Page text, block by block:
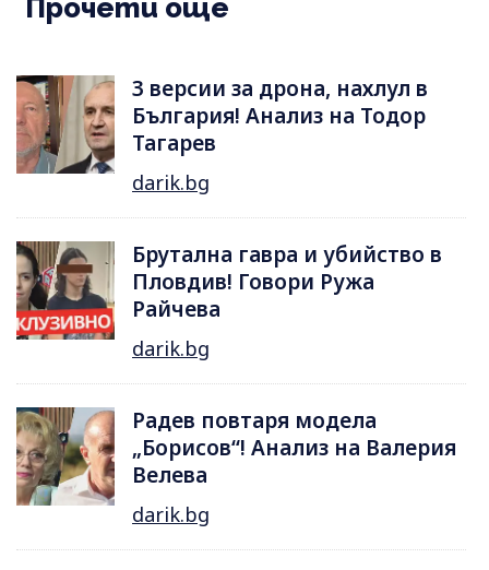
Прочети още
3 версии за дрона, нахлул в
България! Анализ на Тодор
Тагарев
darik.bg
Брутална гавра и убийство в
Пловдив! Говори Ружа
Райчева
darik.bg
Радев повтаря модела
„Борисов“! Анализ на Валерия
Велева
darik.bg